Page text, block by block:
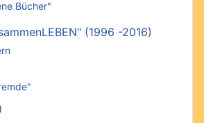
Bücher"
(1996 -2016)